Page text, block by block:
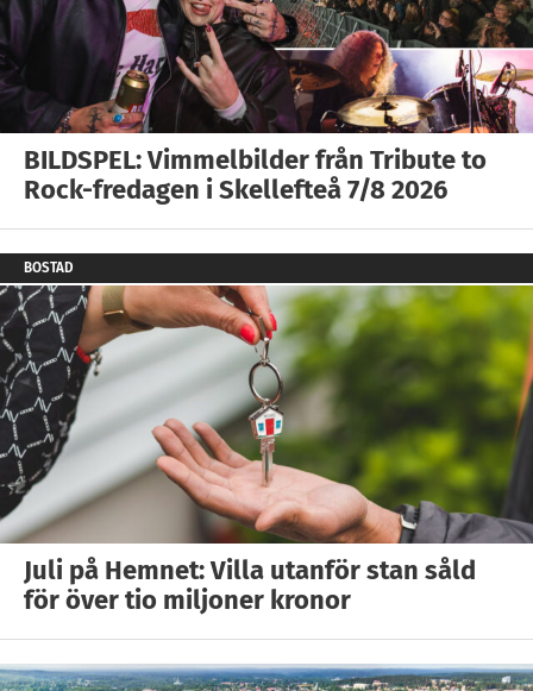
BILDSPEL: Vimmelbilder från Tribute to
Rock-fredagen i Skellefteå 7/8 2026
BOSTAD
Juli på Hemnet: Villa utanför stan såld
för över tio miljoner kronor